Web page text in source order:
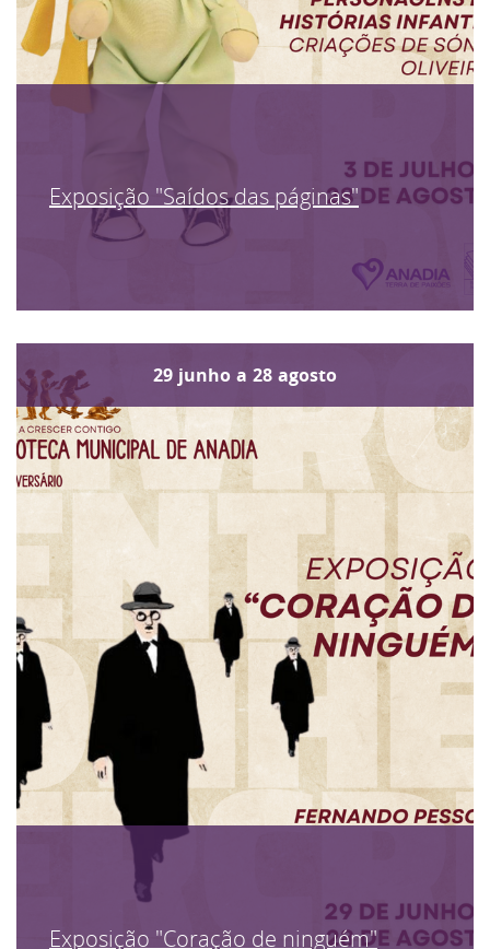
Exposição "Saídos das páginas"
29 junho a 28 agosto
Exposição "Coração de ninguém"